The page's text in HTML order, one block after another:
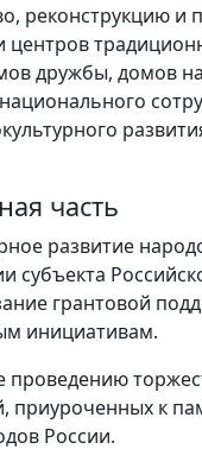
реконструкцию и
центров
дружбы, домов
часть
развитие
субъекта
грантовой
инициативам.
проведению
приуроченных к
России.